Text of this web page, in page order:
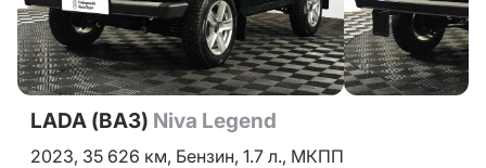
LADA (ВАЗ) Niva Legend
2023, 35 626 км, Бензин, 1.7 л., МКПП